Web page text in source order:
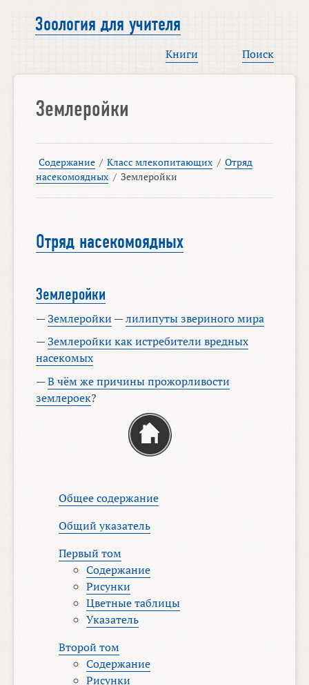
Зоология для учителя
Книги Поиск
Землеройки
Содержание / Класс млекопитающих / Отряд
насекомоядных / Землеройки
Отряд насекомоядных
Землеройки
—Землеройки —лилипуты звериного мира
—Землеройки как истребители вредных
насекомых
—В чём же причины прожорливости
землероек?
Общее содержание
Общий указатель
Первый том
Содержание
Рисунки
Цветные таблицы
Указатель
Второй том
Содержание
Рисунки